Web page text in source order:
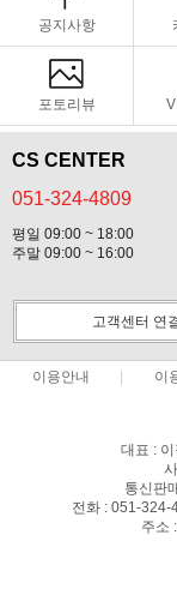
공지사항
포토리뷰
CS CENTER
051-324-4809
평일 09:00 ~ 18:00
주말 09:00 ~ 16:00
고객센터 연
이용안내 이
대표 :
통신판
전화 : 051-
주소